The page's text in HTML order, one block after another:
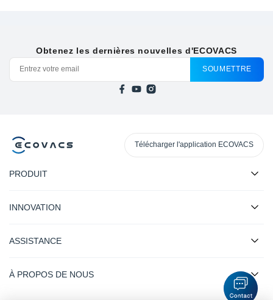
Obtenez les dernières nouvelles d'ECOVACS
SOUMETTRE
Télécharger l'application ECOVACS
PRODUIT
INNOVATION
ASSISTANCE
À PROPOS DE NOUS